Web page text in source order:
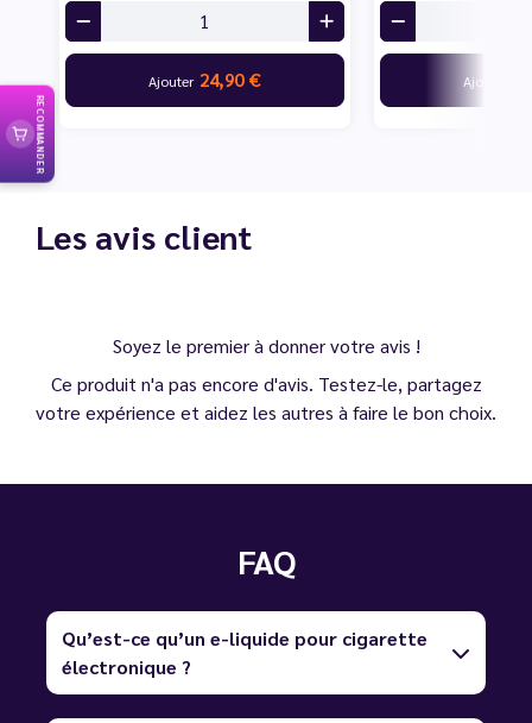
Ajouter 24,90 € Ajouter
Les avis client
Soyez le premier à donner votre avis !
Ce produit n'a pas encore d'avis. Testez-le, partagez
votre expérience et aidez les autres à faire le bon choix.
FAQ
Qu’est-ce qu’un e-liquide pour cigarette
électronique ?
RECOMMANDER